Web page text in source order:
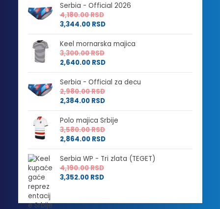
Serbia - Official 2026
4,180.00RSD
3,344.00 RSD
Keel mornarska majica
3,300.00RSD
2,640.00 RSD
Serbia - Official za decu
2,980.00RSD
2,384.00 RSD
Polo majica Srbije
3,580.00RSD
2,864.00 RSD
Serbia WP - Tri zlata (TEGET)
4,190.00RSD
3,352.00 RSD